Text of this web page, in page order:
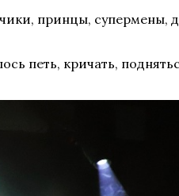
принцы, супермены,
петь, кричать,